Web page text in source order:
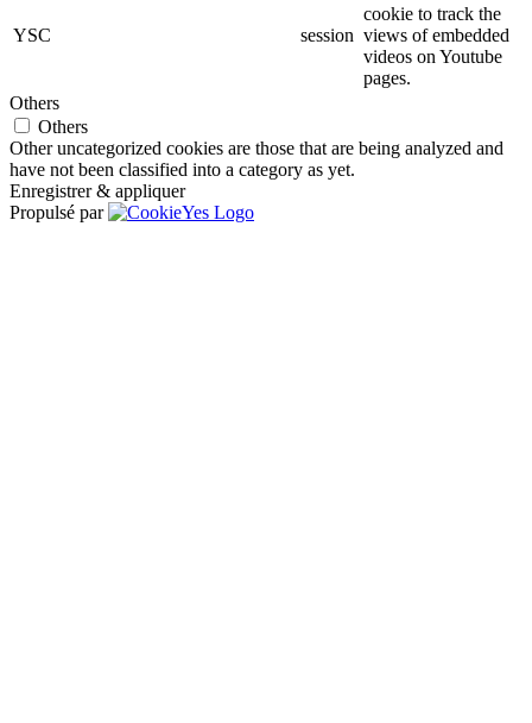
YSC session
cookie to track the
views of embedded
videos on Youtube
pages.
Others
Others
Other uncategorized cookies are those that are being analyzed and
have not been classified into a category as yet.
Enregistrer & appliquer
Propulsé par